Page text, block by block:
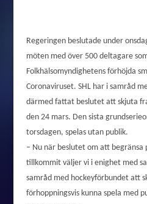
Regeringen beslutade under
möten med över 500 deltagare
Folkhälsomyndighetens förhöjda
Coronaviruset. SHL har i samråd
därmed fattat beslutet att skjuta
den 24 mars. Den sista
torsdagen, spelas utan publik.
– Nu när beslutet om att begränsa
tillkommit väljer vi i enighet med
samråd med hockeyförbundet att
förhoppningsvis kunna spela med